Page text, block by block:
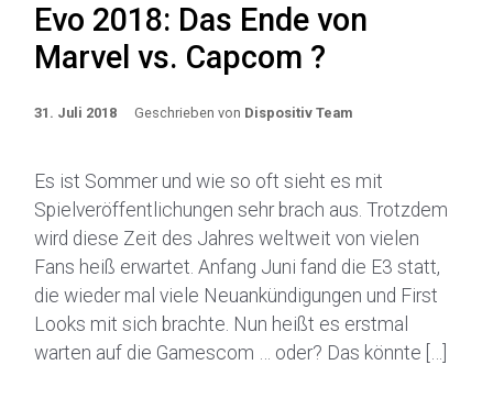
Evo 2018: Das Ende von
Marvel vs. Capcom ?
31. Juli 2018 Geschrieben von Dispositiv Team
Es ist Sommer und wie so oft sieht es mit
Spielveröffentlichungen sehr brach aus. Trotzdem
wird diese Zeit des Jahres weltweit von vielen
Fans heiß erwartet. Anfang Juni fand die E3 statt,
die wieder mal viele Neuankündigungen und First
Looks mit sich brachte. Nun heißt es erstmal
warten auf die Gamescom … oder? Das könnte […]